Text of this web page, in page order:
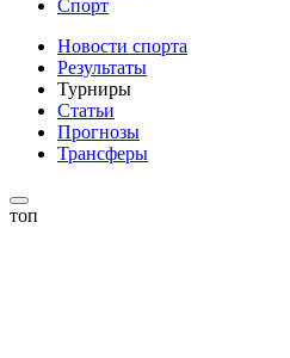
Спорт
Новости спорта
Результаты
Турниры
Статьи
Прогнозы
Трансферы
топ